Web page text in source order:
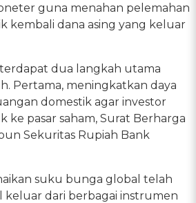
guna menahan pelemahan
kembali dana asing yang keluar
dua langkah utama
Pertama, meningkatkan daya
domestik agar investor
ke pasar saham, Surat Berharga
Sekuritas Rupiah Bank
suku bunga global telah
keluar dari berbagai instrumen